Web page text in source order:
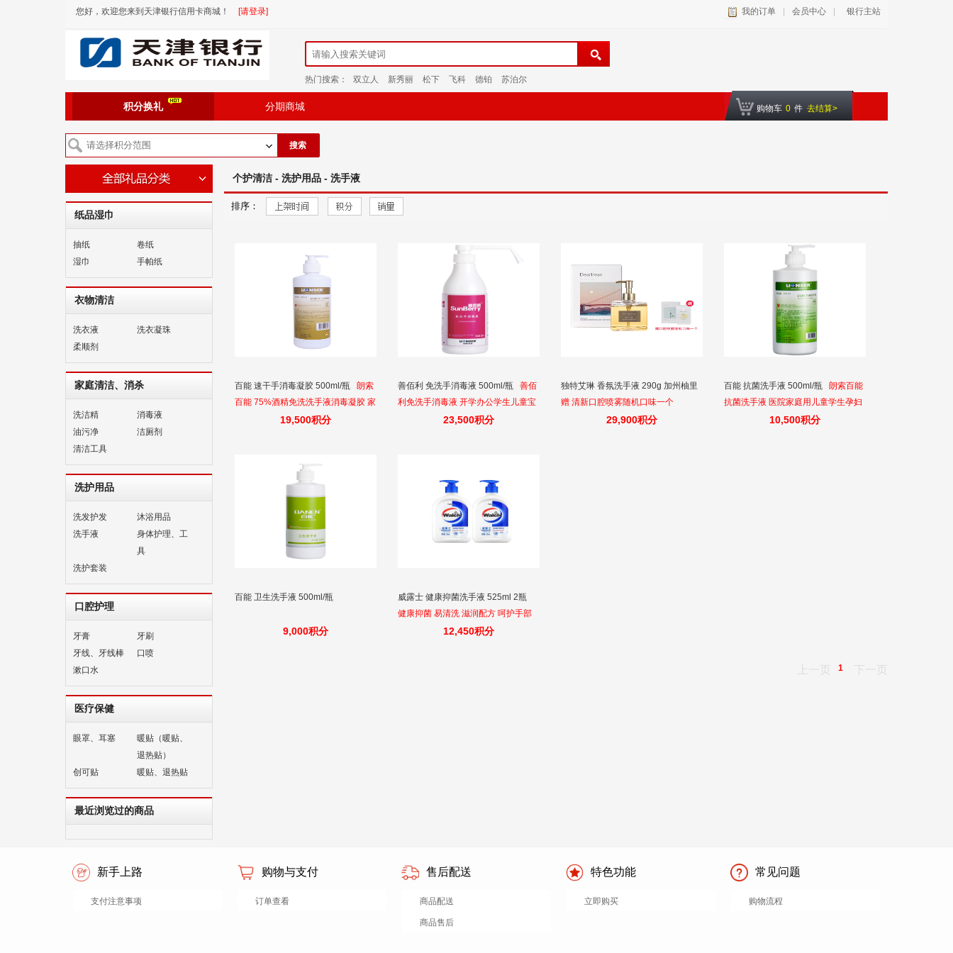
您好，欢迎您来到天津银行信用卡商城！ [请登录] 我的订单 会员中心 银行主站
热门搜索： 双立人 新秀丽 松下 飞科 德铂 苏泊尔
积分换礼 分期商城 购物车 0 件 去结算>
搜索
纸品湿巾
抽纸
卷纸
湿巾
手帕纸
衣物清洁
洗衣液
洗衣凝珠
柔顺剂
家庭清洁、消杀
洗洁精
消毒液
油污净
洁厕剂
清洁工具
洗护用品
洗发护发
沐浴用品
洗手液
身体护理、工
具
洗护套装
口腔护理
牙膏
牙刷
牙线、牙线棒
口喷
漱口水
医疗保健
眼罩、耳塞
暖贴（暖贴、
退热贴）
创可贴
暖贴、退热贴
最近浏览过的商品
个护清洁 - 洗护用品 - 洗手液
排序：
百能 速干手消毒凝胶 500ml/瓶
朗索
百能 75%酒精免洗洗手液消毒凝胶 家
庭医院学校企业儿童学生免洗手消毒
19,500积分
善佰利 免洗手消毒液 500ml/瓶
善佰
利免洗手消毒液 开学办公学生儿童宝
宝含酒精免水洗速干消毒杀菌喷雾
23,500积分
独特艾琳 香氛洗手液 290g 加州柚里
赠 清新口腔喷雾随机口味一个
29,900积分
百能 抗菌洗手液 500ml/瓶
朗索百能
抗菌洗手液 医院家庭用儿童学生孕妇
杀菌消毒洗手液500ml
10,500积分
百能 卫生洗手液 500ml/瓶
9,000积分
威露士 健康抑菌洗手液 525ml 2瓶
健康抑菌 易清洗 滋润配方 呵护手部
12,450积分
上一页 1 下一页
新手上路
支付注意事项
购物与支付
订单查看
售后配送
商品配送
商品售后
特色功能
立即购买
常见问题
购物流程